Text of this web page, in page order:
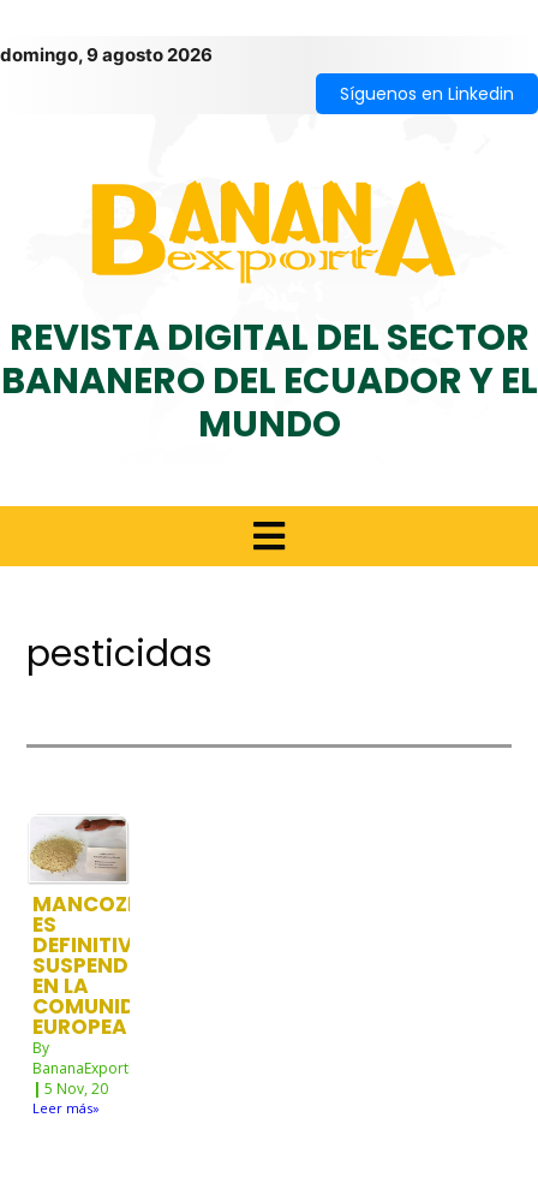
domingo, 9 agosto 2026
Síguenos en Linkedin
REVISTA DIGITAL DEL SECTOR
BANANERO DEL ECUADOR Y EL
MUNDO
pesticidas
MANCOZEB
ES
DEFINITIVAMENTE
SUSPENDIDO
EN LA
COMUNIDAD
EUROPEA
By
BananaExportNw
| 5 Nov, 20
Leer más»